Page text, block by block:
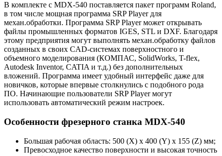
В комплекте с MDX-540 поставляется пакет программ Roland,
в том числе мощная программа SRP Playerдля
механ.обработки. Программа SRP Player может открывать
файлы промышленных форматов IGES, STL и DXF. Благодаря
этому предприятия могут выполнять механ.обработку файлов
созданных в своих CAD-системах поверхностного и
объемного моделирования (КОМПАС, SolidWorks, T-flex,
Autodesk Inventor, CATIA и т.д.) без дополнительных
вложений. Программа имеет удобный интерфейс даже для
новичков, которые впервые столкнулись с подобного рода
ПО. Начинающие пользователи SRP Player могут
использовать автоматический режим настроек.
Особенности фрезерного станка MDX-540
Большая рабочая область: 500 (X) x 400 (Y) x 155 (Z) мм;
Превосходное качество поверхности и высокая точность